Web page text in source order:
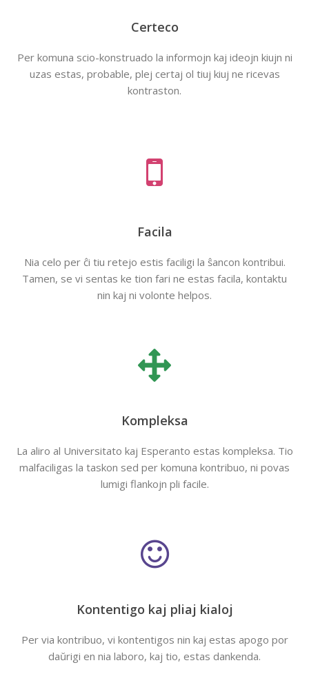
Certeco
Per komuna scio-konstruado la informojn kaj ideojn kiujn ni
uzas estas, probable, plej certaj ol tiuj kiuj ne ricevas
kontraston.
Facila
Nia celo per ĉi tiu retejo estis faciligi la ŝancon kontribui.
Tamen, se vi sentas ke tion fari ne estas facila, kontaktu
nin kaj ni volonte helpos.
Kompleksa
La aliro al Universitato kaj Esperanto estas kompleksa. Tio
malfaciligas la taskon sed per komuna kontribuo, ni povas
lumigi flankojn pli facile.
Kontentigo kaj pliaj kialoj
Per via kontribuo, vi kontentigos nin kaj estas apogo por
daŭrigi en nia laboro, kaj tio, estas dankenda.